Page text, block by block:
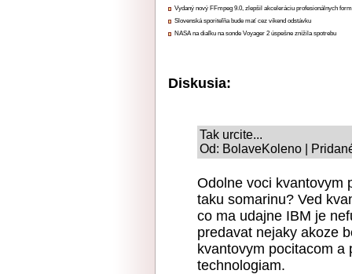
Vydaný nový FFmpeg 9.0, zlepšil akceleráciu profesionálnych
Slovenská sporiteľňa bude mať cez víkend odstávku
NASA na diaľku na sonde Voyager 2 úspešne znížila spotrebu
Diskusia:
Tak urcite...
Od: BolaveKoleno |
Odolne voci kvantovym
taku somarinu? Ved
co ma udajne IBM je
predavat nejaky akoze
kvantovym pocitacom a
technologiam.